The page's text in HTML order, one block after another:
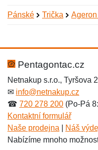
Pánské Trička
Hodnocení:
Jméno: *
Jméno:
E-mail:*
Pentagontac.cz
Netnakup s.r.o., Tyršova
✉ info@netnakup.cz
☎ 720 278 200 (Po-Pá
Kontaktní formulář
Naše prodejna
Náš
Nabízíme mnoho